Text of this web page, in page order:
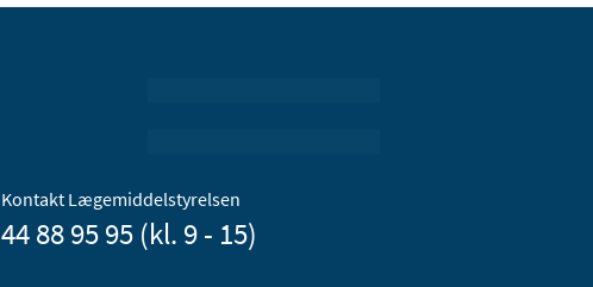
Kontakt Lægemiddelstyrelsen
44 88 95 95 (kl. 9 - 15)